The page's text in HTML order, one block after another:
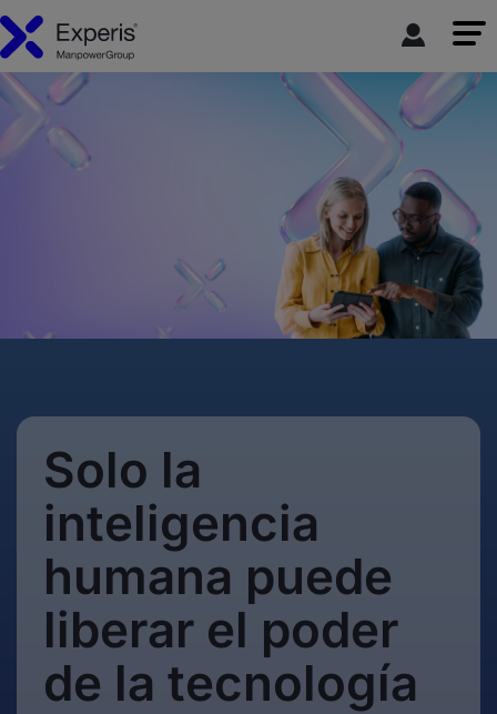
Solo la
inteligencia
humana puede
liberar el poder
de la tecnología